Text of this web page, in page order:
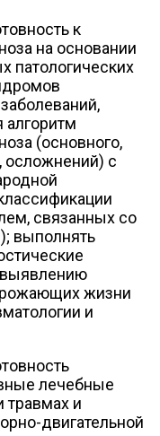
к
на основании
патологических
алгоритм
(основного,
осложнений) с
связанных со
выполнять
жизни
и
лечебные
травмах и
двигательной